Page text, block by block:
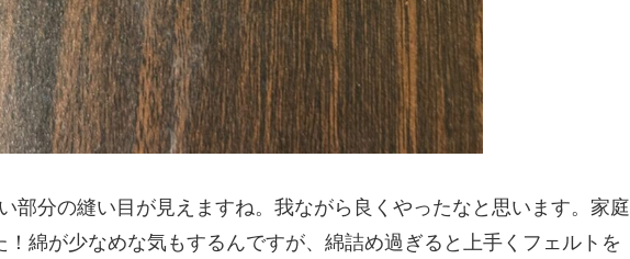
部分の縫い目が見えますね。我ながら良くやったなと思います。家庭
綿が少なめな気もするんですが、綿詰め過ぎると上手くフェルトを